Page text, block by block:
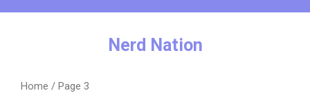
Nerd Nation
Home / Page 3